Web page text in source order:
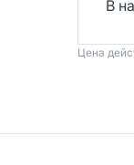
В
Цена